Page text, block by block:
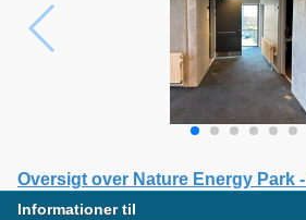
Oversigt over Nature Energy Park -
Informationer til